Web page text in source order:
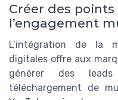
Créer des
l’engagement
L’intégration de la
digitales offre aux
générer des leads
téléchargement de